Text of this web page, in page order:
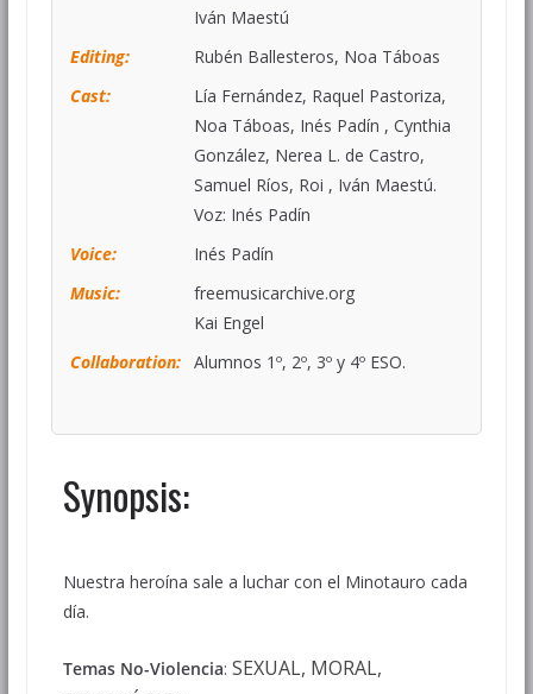
Iván Maestú
Editing:
Rubén Ballesteros, Noa Táboas
Cast:
Lía Fernández, Raquel Pastoriza,
Noa Táboas, Inés Padín , Cynthia
González, Nerea L. de Castro,
Samuel Ríos, Roi , Iván Maestú.
Voz: Inés Padín
Voice:
Inés Padín
Music:
freemusicarchive.org
Kai Engel
Collaboration: Alumnos 1º, 2º, 3º y 4º ESO.
Synopsis:
Nuestra heroína sale a luchar con el Minotauro cada
día.
Temas No-Violencia: SEXUAL, MORAL,